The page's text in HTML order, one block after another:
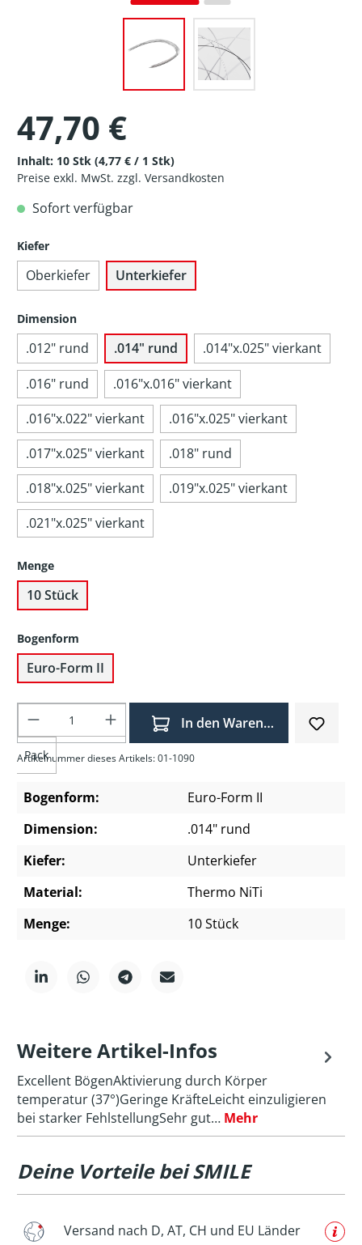
47,70 €
Inhalt: 10 Stk (4,77 € / 1 Stk)
Preise exkl. MwSt. zzgl. Versandkosten
Sofort verfügbar
Kiefer
Oberkiefer Unterkiefer
Dimension
.012" rund .014" rund
.014"x.025" vierkant
.016" rund
.016"x.016" vierkant
.016"x.022" vierkant
.016"x.025" vierkant
.017"x.025" vierkant
.018" rund
.018"x.025" vierkant
.019"x.025" vierkant
.021"x.025" vierkant
Menge
10 Stück
Bogenform
Euro-Form II
Produkt Anzahl: Gib den gewünschten
Pack
In den Warenkorb
Artikelnummer dieses Artikels: 01-1090
Bogenform:
Euro-Form II
Dimension:
.014" rund
Kiefer:
Unterkiefer
Material:
Thermo NiTi
Menge:
10 Stück
Weitere Artikel-Infos
Excellent BögenAktivierung durch Körper
temperatur (37°)Geringe KräfteLeicht einzuligieren
bei starker FehlstellungSehr gut… Mehr
Deine Vorteile bei SMILE
Versand nach D, AT, CH und EU Länder